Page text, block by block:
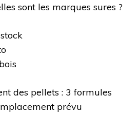
sont les marques sures ?
des pellets : 3 formules
prévu